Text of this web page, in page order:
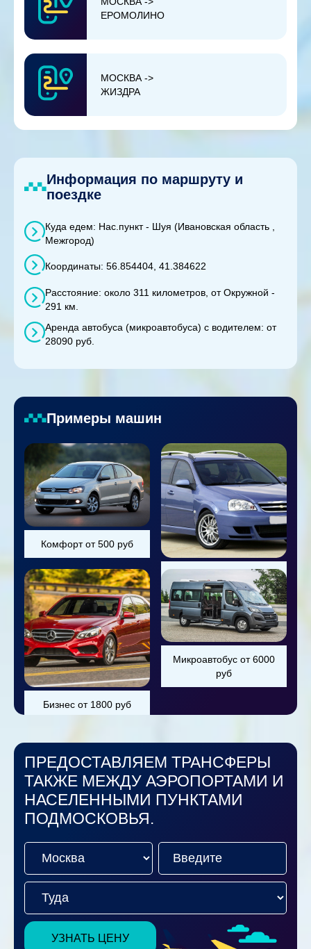
ЕРОМОЛИНО
МОСКВА ->
ЖИЗДРА
Информация по маршруту и
поездке
Куда едем: Нас.пункт - Шуя (Ивановская область ,
Межгород)
Координаты: 56.854404, 41.384622
Расстояние: около 311 километров, от Окружной -
291 км.
Аренда автобуса (микроавтобуса) с водителем: от
28090 руб.
Примеры машин
Комфорт от 500 руб
Универсал от 800 руб
Бизнес от 1800 руб
Микроавтобус от 6000
руб
ПРЕДОСТАВЛЯЕМ ТРАНСФЕРЫ
ТАКЖЕ МЕЖДУ АЭРОПОРТАМИ И
НАСЕЛЕННЫМИ ПУНКТАМИ
ПОДМОСКОВЬЯ.
УЗНАТЬ ЦЕНУ